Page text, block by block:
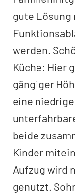
gute Lösung
werden.
Küche: Hier
gängiger
eine
beide
Kinder
Aufzug wird
genutzt.